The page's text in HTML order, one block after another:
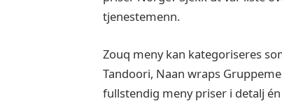
tjenestemenn.
Zouq meny kan kategoriseres
Tandoori, Naan wraps
fullstendig meny priser i detalj